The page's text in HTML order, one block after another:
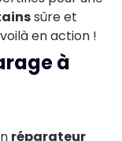
sûre et
en action !
à
réparateur